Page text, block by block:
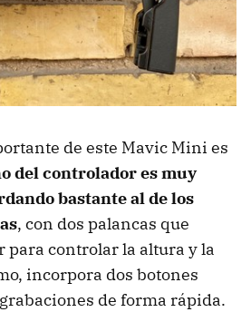
de este Mavic Mini es
del controlador es muy
bastante al de los
, con dos palancas que
para controlar la altura y la
incorpora dos botones
de forma rápida.